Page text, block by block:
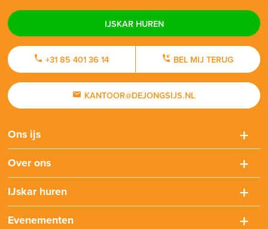
IJSKAR HUREN
+31 85 401 36 14 BEL MIJ TERUG
KANTOOR@DEJONGSIJS.NL
Ons ijs
Over ons
IJskar huren
Evenementen